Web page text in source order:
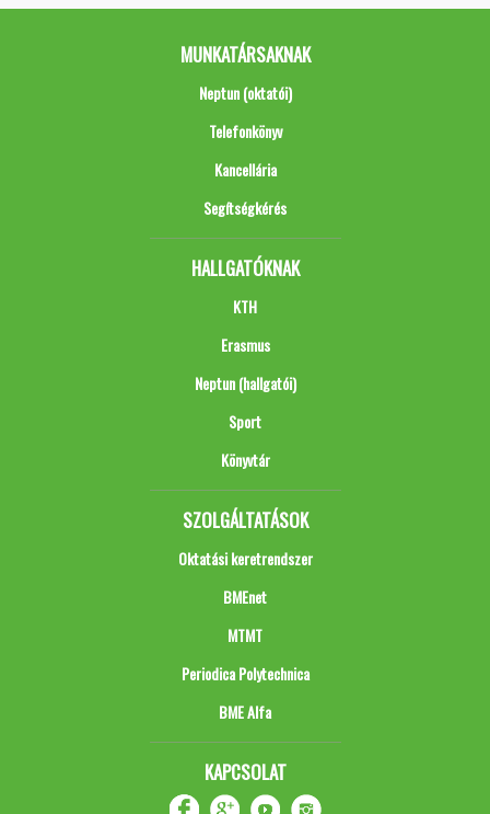
MUNKATÁRSAKNAK
Neptun (oktatói)
Telefonkönyv
Kancellária
Segítségkérés
HALLGATÓKNAK
KTH
Erasmus
Neptun (hallgatói)
Sport
Könyvtár
SZOLGÁLTATÁSOK
Oktatási keretrendszer
BMEnet
MTMT
Periodica Polytechnica
BME Alfa
KAPCSOLAT